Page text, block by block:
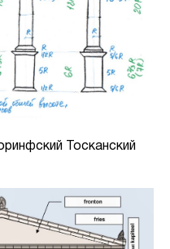
Тосканский